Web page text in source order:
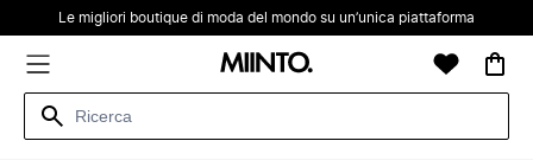
Le migliori boutique di moda del mondo su un’unica piattaforma